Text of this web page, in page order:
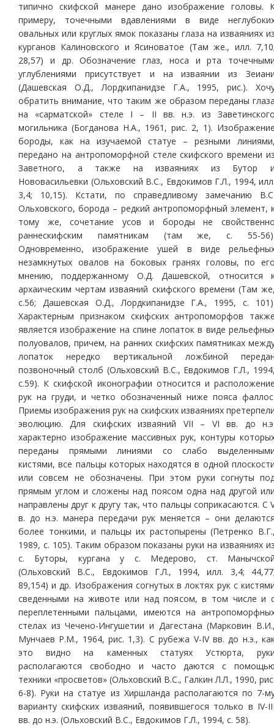
типично скифской манере дано изображение головы.
примеру, точечными вдавлениями в виде
овальных или круглых ямок показаны глаза на изваяниях
курганов Калиновского и Ясиноватое (Там же., илл.
28,57) и др. Обозначение глаз, носа и рта
углублениями присутствует и на изваянии из
(Дашевская О.Д., Лордкипанидзе Г.А., 1995, рис.).
обратить внимание, что таким же образом переданы
на «сарматской» стеле I – II вв. н.э. из
могильника (Богданова Н.А., 1961, рис. 2, 1).
бороды, как на изучаемой статуе – резными
передано на антропоморфной стеле скифского времени
Заветного, а также на изваяниях из Бутор
Нововасильевки (Ольховский В.С., Евдокимов Г.Л., 1994,
3,4; 10,15). Кстати, по справедливому замечанию
Ольховского, борода – редкий антропоморфный элемент,
тому же, сочетание усов и бороды не
раннескифским памятникам (там же, с. 55-
Одновременно, изображение ушей в виде
незамкнутых овалов на боковых гранях головы, по
мнению, поддержанному О.Д. Дашевской, относится
архаическим чертам изваяний скифского времени (Там
с.56; Дашевская О.Д., Лордкипанидзе Г.А., 1995, с.
Характерным признаком скифских антропоморфов
является изображение на спине лопаток в виде
полуовалов, причем, на ранних скифских памятниках
лопаток нередко вертикальной ложбиной
позвоночный столб (Ольховский В.С., Евдокимов Г.Л.,
с.59). К скифской иконографии относится и
рук на груди, и четко обозначенный ниже пояса
Приемы изображения рук на скифских изваяниях
эволюцию. Для скифских изваяний VII – VI вв. до
характерно изображение массивных рук, контуры
переданы прямыми линиями со слабо
кистями, все пальцы которых находятся в одной
или совсем не обозначены. При этом руки согнуты
прямым углом и сложены над поясом одна над другой
направлены друг к другу так, что пальцы соприкасаются. С
в. до н.э. манера передачи рук меняется – они
более тонкими, и пальцы их растопырены (Петренко
1989, с. 105). Таким образом показаны руки на изваяниях
с. Буторы, кургана у с. Медерово, ст.
(Ольховский В.С., Евдокимов Г.Л., 1994, илл. 3,4;
89,154) и др. Изображения согнутых в локтях рук с
сведенными на животе или над поясом, в том числе и
переплетенными пальцами, имеются на
стелах из Чечено-Ингушетии и Дагестана (Марковин
Мунчаев Р.М., 1964, рис. 1,3). С рубежа V-IV вв. до н.э.,
это видно на каменных статуях Устюрта,
располагаются свободно и часто даются с
техники «просветов» (Ольховский В.С., Галкин Л.Л., 1990,
6-8). Руки на статуе из Хиршланда располагаются по 7-
варианту скифских изваяний, появившегося только в IV-
вв. до н.э. (Ольховский В.С., Евдокимов Г.Л., 1994, с. 58).